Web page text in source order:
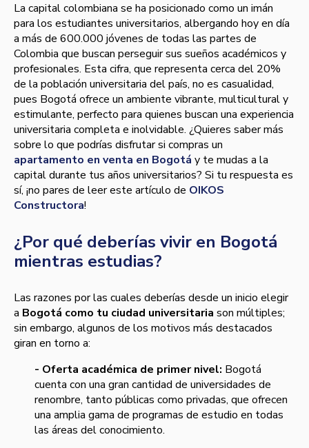
La capital colombiana se ha posicionado como un imán
para los estudiantes universitarios, albergando hoy en día
a más de 600.000 jóvenes de todas las partes de
Colombia que buscan perseguir sus sueños académicos y
profesionales. Esta cifra, que representa cerca del 20%
de la población universitaria del país, no es casualidad,
pues Bogotá ofrece un ambiente vibrante, multicultural y
estimulante, perfecto para quienes buscan una experiencia
universitaria completa e inolvidable. ¿Quieres saber más
sobre lo que podrías disfrutar si compras un
apartamento en venta en Bogotá y te mudas a la
capital durante tus años universitarios? Si tu respuesta es
sí, ¡no pares de leer este artículo de OIKOS
Constructora!
¿Por qué deberías vivir en Bogotá
mientras estudias?
Las razones por las cuales deberías desde un inicio elegir
a Bogotá como tu ciudad universitaria son múltiples;
sin embargo, algunos de los motivos más destacados
giran en torno a:
- Oferta académica de primer nivel: Bogotá
cuenta con una gran cantidad de universidades de
renombre, tanto públicas como privadas, que ofrecen
una amplia gama de programas de estudio en todas
las áreas del conocimiento.